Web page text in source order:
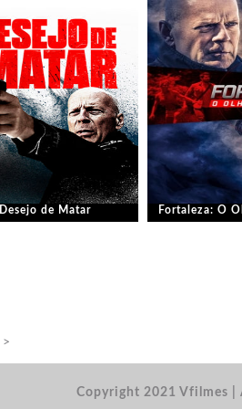
Desejo de Matar Fortaleza: O
>
Copyright 2021 Vfilmes |